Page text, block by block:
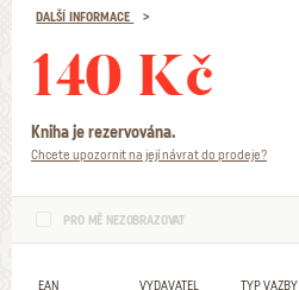
DALŠÍ INFORMACE
140 Kč
Kniha je rezervována.
Chcete upozornit na její návrat do prodeje?
PRO MĚ NEZOBRAZOVAT
EAN
VYDAVATEL
TYP VAZBY